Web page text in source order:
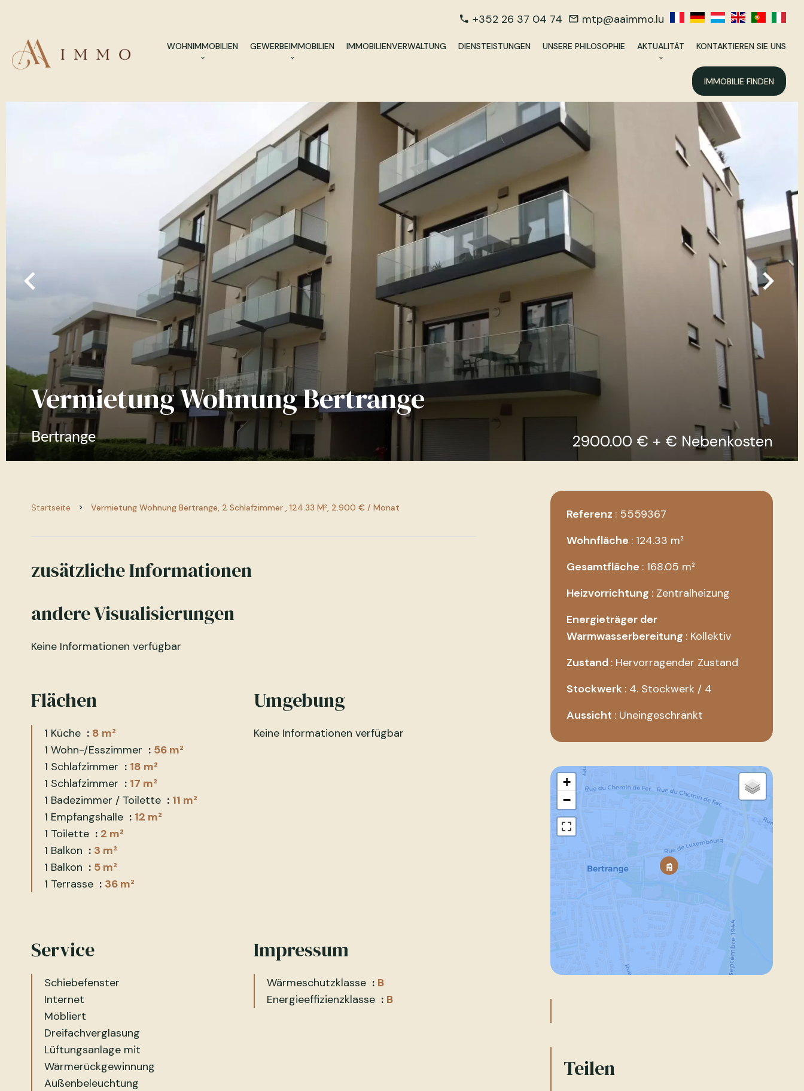
+352 26 37 04 74 mtp@aaimmo.lu
WOHNIMMOBILIEN GEWERBEIMMOBILIEN IMMOBILIENVERWALTUNG DIENSTEISTUNGEN UNSERE PHILOSOPHIE AKTUALITÄT KONTAKTIEREN SIE UNS
IMMOBILIE FINDEN
Vermietung Wohnung Bertrange
Bertrange 2900.00 € + € Nebenkosten
Startseite Vermietung Wohnung Bertrange, 2 Schlafzimmer , 124.33 M², 2.900 € / Monat
zusätzliche Informationen
andere Visualisierungen
Keine Informationen verfügbar
Flächen
1 Küche
8 m²
1 Wohn-/Esszimmer
56 m²
1 Schlafzimmer
18 m²
1 Schlafzimmer
17 m²
1 Badezimmer / Toilette
11 m²
1 Empfangshalle
12 m²
1 Toilette
2 m²
1 Balkon
3 m²
1 Balkon
5 m²
1 Terrasse
36 m²
Umgebung
Keine Informationen verfügbar
Service
Schiebefenster
Internet
Möbliert
Dreifachverglasung
Lüftungsanlage mit
Wärmerückgewinnung
Außenbeleuchtung
Impressum
Wärmeschutzklasse
B
Energieeffizienzklasse
B
Referenz 5559367
Wohnfläche 124.33 m²
Gesamtfläche 168.05 m²
Heizvorrichtung Zentralheizung
Energieträger der
Warmwasserbereitung Kollektiv
Zustand Hervorragender Zustand
Stockwerk 4. Stockwerk / 4
Aussicht Uneingeschränkt
+
−
Teilen